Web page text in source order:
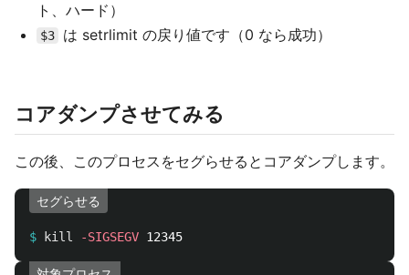
ト、ハード）
$3 は setrlimit の戻り値です（0 なら成功）
コアダンプさせてみる
この後、このプロセスをセグらせるとコアダンプします。
セグらせる
$ kill -SIGSEGV